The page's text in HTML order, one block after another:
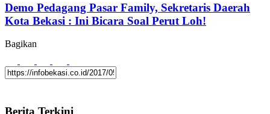
Demo Pedagang Pasar Family, Sekretaris Daerah
Kota Bekasi : Ini Bicara Soal Perut Loh!
Bagikan
Berita Terkini